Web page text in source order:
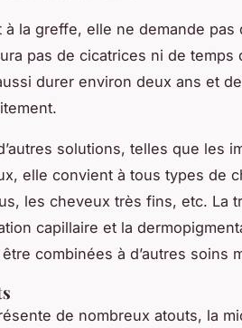
à la greffe, elle ne demande
pas de cicatrices ni de
durer environ deux ans et
solutions, telles que les
elle convient à tous types de
les cheveux très fins, etc. La
capillaire et la
combinées à d’autres soins
de nombreux atouts, la